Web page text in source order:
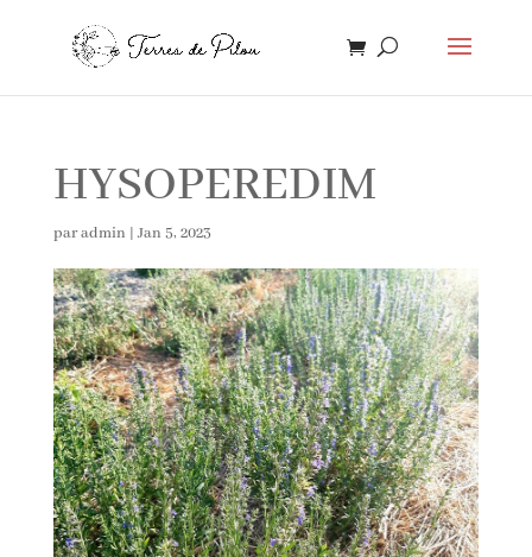
HYSOPEREDIM
paradmin | Jan 5, 2023